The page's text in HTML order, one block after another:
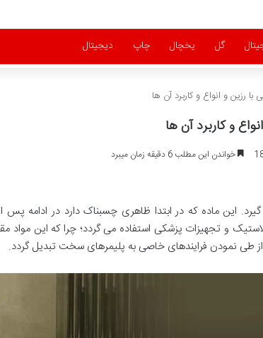
گل یخچال چاپ دیجیتال
با رزین و انواع و کاربرد آن ها
و کاربرد آن ها
خواندن این مطلب 6 دقیقه زمان میبرد
این ماده که در ابتدا ظاهری چسبناک دارد در ادامه پس
و تجهیزات پزشکی استفاده می گردد؛ چرا که این مواد
طی نمودن فرایندهای خاصی به پلیمرهای سخت تبدیل گردد.